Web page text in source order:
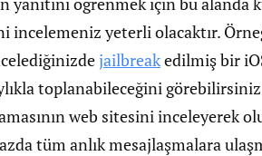
incelemeniz yeterli olacaktır.
jailbreakedilmiş bir
toplanabileceğini
web sitesini inceleyerek
tüm anlık mesajlaşmalara